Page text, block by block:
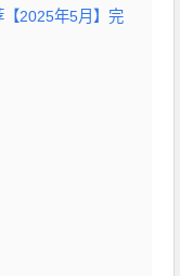
【2025年5月】完